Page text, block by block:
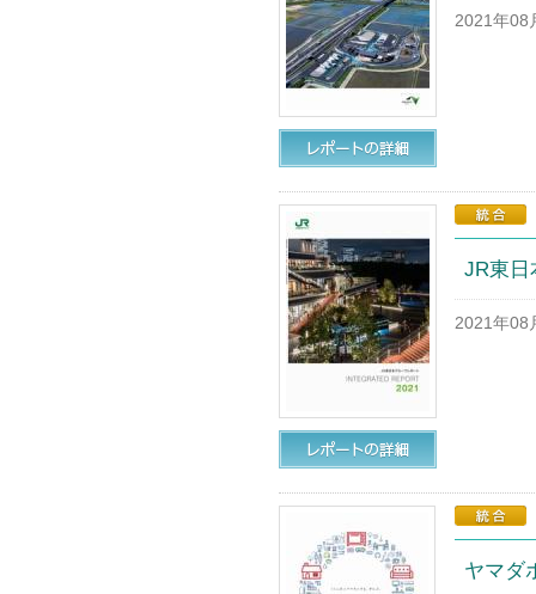
2021年08
JR東日
2021年08
ヤマダ